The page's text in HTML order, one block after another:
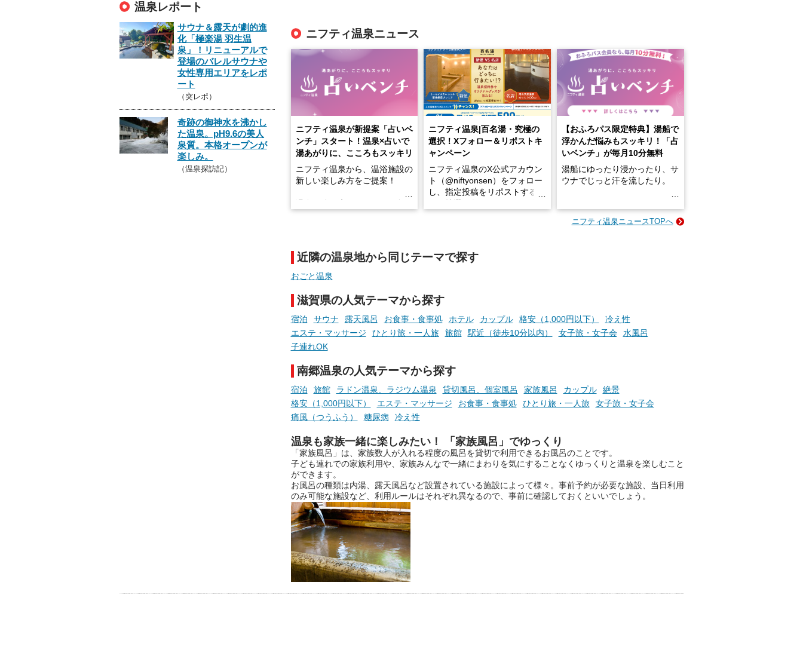
ニフティ温泉ニュース
ニフティ温泉が新提案「占いベ
ンチ」スタート！温泉×占いで
湯あがりに、こころもスッキリ
ニフティ温泉から、温浴施設の
新しい楽しみ方をご提案！
手相やタロットなど気軽に楽し
める占いで、“ととのう”おふろ
時間を、もっと特別に。
ニフティ温泉|百名湯・究極の
選択！Xフォロー＆リポストキ
ャンペーン
ニフティ温泉のX公式アカウン
ト（@niftyonsen）をフォロー
し、指定投稿をリポストする
【おふろパス限定特典】湯船で
浮かんだ悩みもスッキリ！「占
いベンチ」が毎月10分無料
湯船にゆったり浸かったり、サ
ウナでじっと汗を流したり。
そんな「一人でぼんやり過ごす
お風呂でリラックスしているか
らこそ向き合える、大切な自分
の本音。
たら素敵ですよね。
きをプロの占い師に相談するこ
とができるサービスです。
ニフティ温泉ニュースTOPへ
近隣の温泉地から同じテーマで探す
おごと温泉
滋賀県の人気テーマから探す
宿泊 サウナ 露天風呂 お食事・食事処 ホテル カップル 格安（1,000円以下）
冷え性
エステ・マッサージ
ひとり旅・一人旅 旅館 駅近（徒歩10分以内） 女子旅・女子会
水風呂
子連れOK
南郷温泉の人気テーマから探す
宿泊 旅館 ラドン温泉、ラジウム温泉 貸切風呂、個室風呂 家族風呂 カップル
絶景
格安（1,000円以下）
エステ・マッサージ お食事・食事処 ひとり旅・一人旅
女子旅・女子会
痛風（つうふう）
糖尿病 冷え性
温泉も家族一緒に楽しみたい！ 「家族風呂」でゆっくり
「家族風呂」は、家族数人が入れる程度の風呂を貸切で利用できるお風呂のことです。
子ども連れでの家族利用や、家族みんなで一緒にまわりを気にすることなくゆっくりと温泉を楽しむこと
ができます。
お風呂の種類は内湯、露天風呂など設置されている施設によって様々。事前予約が必要な施設、当日利用
のみ可能な施設など、利用ルールはそれぞれ異なるので、事前に確認しておくといいでしょう。
温泉レポート
サウナ＆露天が劇的進
化「極楽湯 羽生温
泉」！リニューアルで
登場のバレルサウナや
女性専用エリアをレポ
ート
（突レポ）
奇跡の御神水を沸かし
た温泉。pH9.6の美人
泉質。本格オープンが
楽しみ。
（温泉探訪記）